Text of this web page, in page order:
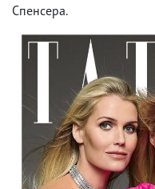
Спенсера.